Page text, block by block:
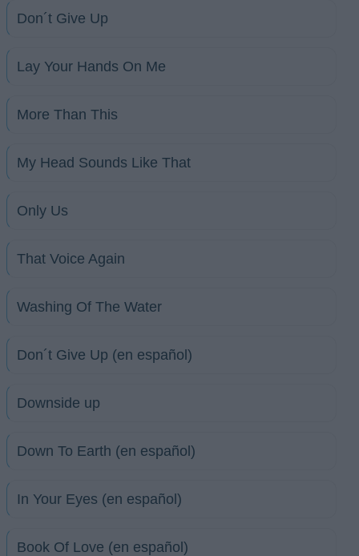
Don´t Give Up
Lay Your Hands On Me
More Than This
My Head Sounds Like That
Only Us
That Voice Again
Washing Of The Water
Don´t Give Up (en español)
Downside up
Down To Earth (en español)
In Your Eyes (en español)
Book Of Love (en español)